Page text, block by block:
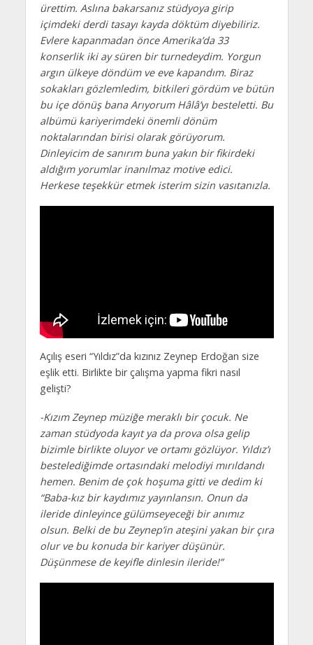
ürettim. Aslına bakarsanız stüdyoya girip
içimdeki derdi tasayı kayda döktüm diyebiliriz.
Evlere kapanmadan önce Amerika’da 33
konserlik iki ay süren bir turnedeydim. Yorgun
argın ülkeye döndüm ve eve kapandım. Biraz
sokakları gözlemledim, bitkileri gördüm ve bütün
bu içe dönüş bana Arıyorum Hâlâ’yı besteletti. Bu
albümü kariyerimdeki önemli dönüm
noktalarından birisi olarak görüyorum.
Dinleyicim de sanırım buna yakın bir fikirdeki
aldığım yorumlar inanılmaz motive edici.
Herkese teşekkür etmek isterim sizin vasıtanızla.
Açılış eseri “Yıldız”da kızınız Zeynep Erdoğan size
eşlik etti. Birlikte bir çalışma yapma fikri nasıl
gelişti?
-Kızım Zeynep müziğe meraklı bir çocuk. Ne
zaman stüdyoda kayıt ya da prova olsa gelip
bizimle birlikte oluyor ve ortamı gözlüyor. Yıldız’ı
bestelediğimde ortasındaki melodiyi mırıldandı
hemen. Benim de çok hoşuma gitti ve dedim ki
“Baba-kız bir kaydımız yayınlansın. Onun da
ileride dinleyince gülümseyeceği bir anımız
olsun. Belki de bu Zeynep’in ateşini yakan bir çıra
olur ve bu konuda bir kariyer düşünür.
Düşünmese de keyifle dinlesin ileride!”